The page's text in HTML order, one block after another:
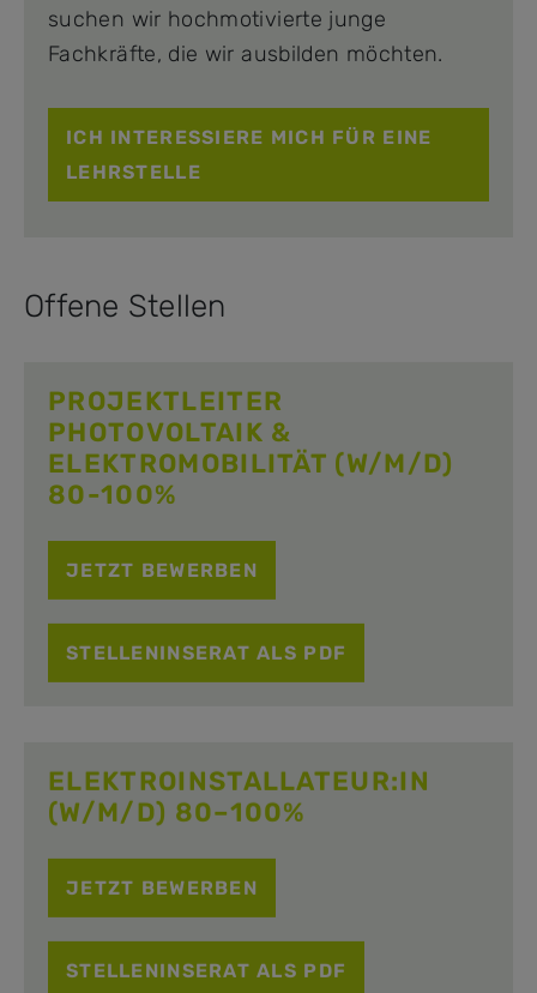
suchen wir hochmotivierte junge
Fachkräfte, die wir ausbilden möchten.
ICH INTERESSIERE MICH FÜR EINE
LEHRSTELLE
Offene Stellen
PROJEKTLEITER
PHOTOVOLTAIK &
ELEKTROMOBILITÄT (W/M/D)
80-100%
JETZT BEWERBEN
STELLENINSERAT ALS PDF
ELEKTROINSTALLATEUR:IN
(W/M/D) 80–100%
JETZT BEWERBEN
STELLENINSERAT ALS PDF